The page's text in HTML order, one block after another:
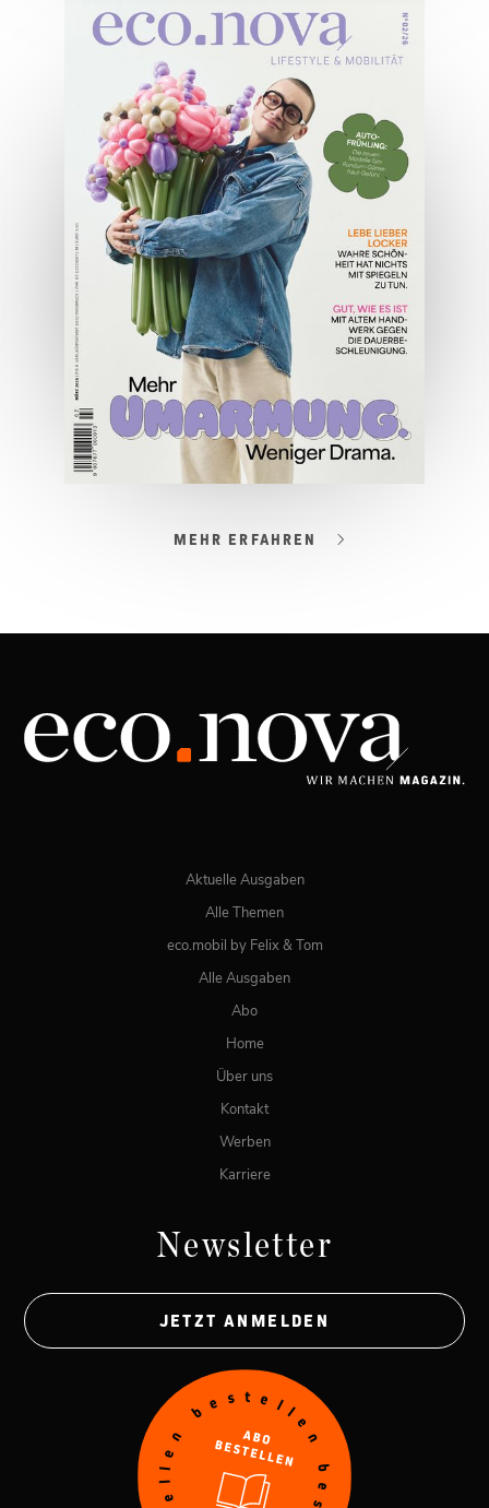
04/2026
Wirtschaftsausgabe April 2026
JETZT BESTELLEN
ONLINE LESEN
03/2026
JETZT BESTELLEN
MEHR ERFAHREN
Aktuelle Ausgaben
Alle Themen
eco.mobil by Felix & Tom
Alle Ausgaben
Abo
Home
Über uns
Kontakt
Werben
Karriere
Newsletter
JETZT ANMELDEN